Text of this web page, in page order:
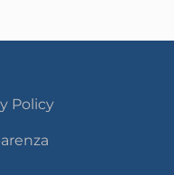
Policy